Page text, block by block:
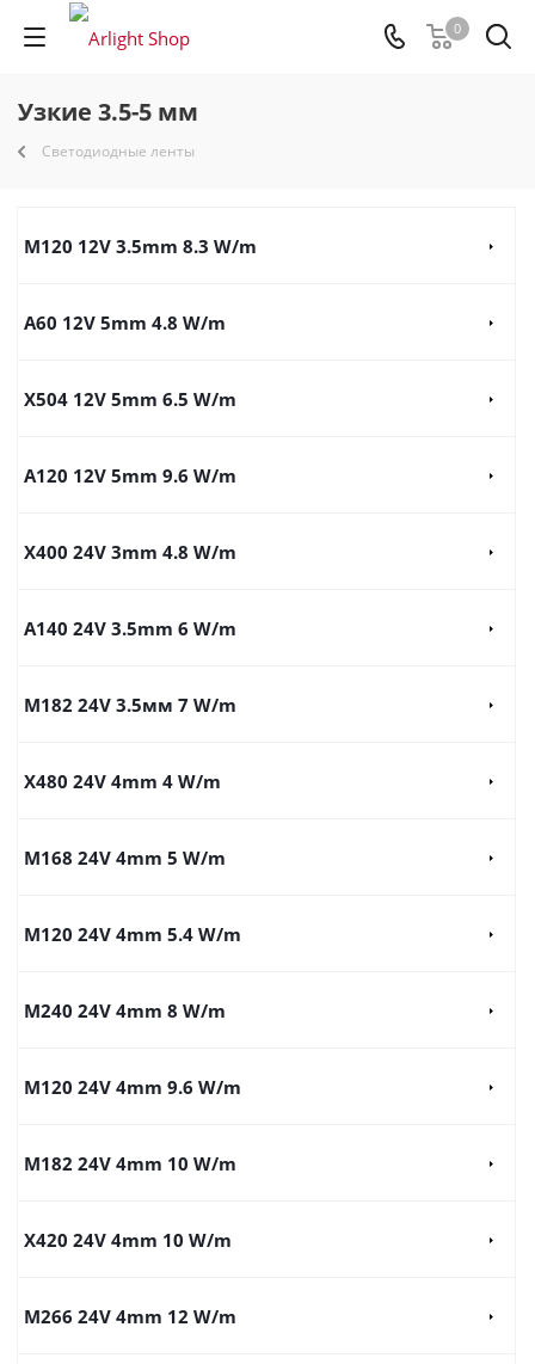
0
Узкие 3.5-5 мм
Светодиодные ленты
M120 12V 3.5mm 8.3 W/m
A60 12V 5mm 4.8 W/m
X504 12V 5mm 6.5 W/m
A120 12V 5mm 9.6 W/m
X400 24V 3mm 4.8 W/m
A140 24V 3.5mm 6 W/m
M182 24V 3.5мм 7 W/m
X480 24V 4mm 4 W/m
M168 24V 4mm 5 W/m
M120 24V 4mm 5.4 W/m
M240 24V 4mm 8 W/m
M120 24V 4mm 9.6 W/m
M182 24V 4mm 10 W/m
X420 24V 4mm 10 W/m
M266 24V 4mm 12 W/m